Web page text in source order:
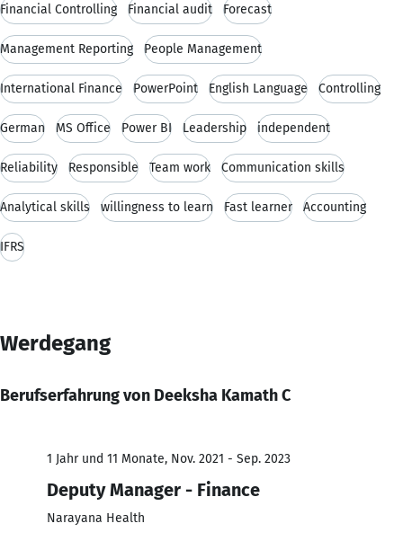
Financial Controlling Financial audit Forecast
Management Reporting People Management
International Finance PowerPoint English Language Controlling
German MS Office Power BI Leadership independent
Reliability Responsible Team work Communication skills
Analytical skills willingness to learn Fast learner Accounting
IFRS
Werdegang
Berufserfahrung von Deeksha Kamath C
1 Jahr und 11 Monate, Nov. 2021 - Sep. 2023
Deputy Manager - Finance
Narayana Health